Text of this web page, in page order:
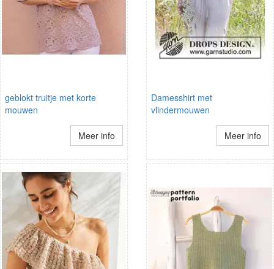
geblokt truitje met korte
mouwen
Meer info
Damesshirt met
vlindermouwen
Meer info